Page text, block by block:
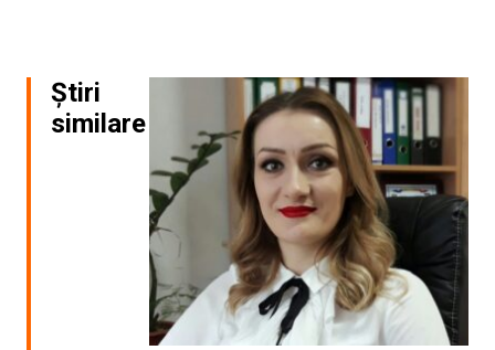
Știri
similare